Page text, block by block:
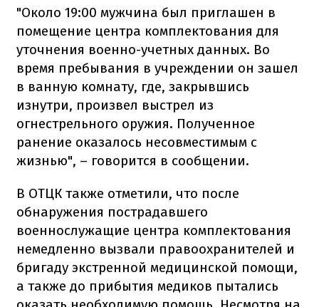
"Около 19:00 мужчина был приглашен в
помещение центра комплектования для
уточнения военно-учетных данных. Во
время пребывания в учреждении он зашел
в ванную комнату, где, закрывшись
изнутри, произвел выстрел из
огнестрельного оружия. Полученное
ранение оказалось несовместимым с
жизнью", – говорится в сообщении.
В ОТЦК также отметили, что после
обнаружения пострадавшего
военнослужащие центра комплектования
немедленно вызвали правоохранителей и
бригаду экстренной медицинской помощи,
а также до прибытия медиков пытались